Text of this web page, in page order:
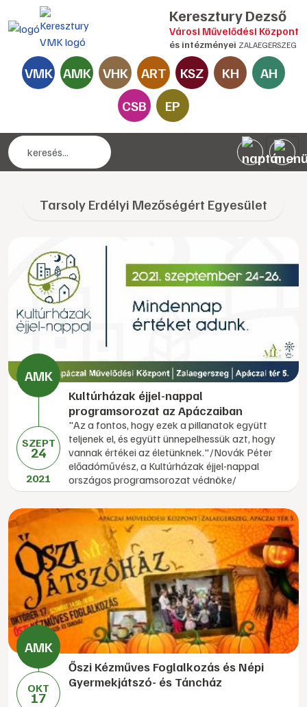
Keresztury Dezső
Városi Művelődési Központ
és intézményei ZALAEGERSZEG
VMK AMK VHK ART KSZ KH
AH
CSB
EP
Tarsoly Erdélyi Mezőségért Egyesület
SZEPT
24
2021
Kultúrházak éjjel-nappal
programsorozat az Apáczaiban
"Az a fontos, hogy ezek a pillanatok együtt
teljenek el, és együtt ünnepelhessük azt, hogy
vannak értékei az életünknek."/Novák Péter
előadóművész, a Kultúrházak éjjel-nappal
országos programsorozat védnöke/
OKT
17
Őszi Kézműves Foglalkozás és Népi
Gyermekjátszó- és Táncház